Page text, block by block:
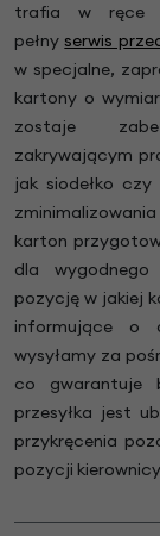
trafia w ręce
pełnyserwis
w specjalne,
kartony o
zostaje
zakrywającym
jak siodełko
karton
dla wygodnego
pozycję w jakiej
informujące o
wysyłamy za
co gwarantuje
przesyłka jest
przykręcenia
pozycji